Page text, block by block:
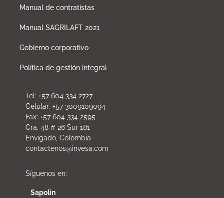
Manual de contratistas
Manual SAGRILAFT 2021
Gobierno corporativo
Política de gestión integral
Tel: +57 604 334 2727
Celular: +57 3009109094
Fax: +57 604 334 2595
Cra. 48 # 26 Sur 181
Envigado, Colombia
contactenos@invesa.com
Síguenos en:
Sapolin